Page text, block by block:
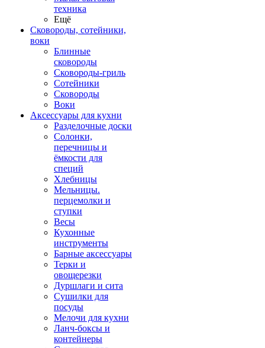
техника
Ещё
Сковороды, сотейники,
воки
Блинные
сковороды
Сковороды-гриль
Сотейники
Сковороды
Воки
Аксессуары для кухни
Разделочные доски
Солонки,
перечницы и
ёмкости для
специй
Хлебницы
Мельницы.
перцемолки и
ступки
Весы
Кухонные
инструменты
Барные аксессуары
Терки и
овощерезки
Дуршлаги и сита
Сушилки для
посуды
Мелочи для кухни
Ланч-боксы и
контейнеры